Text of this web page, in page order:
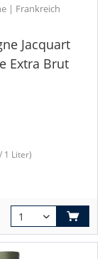
| Frankreich
Jacquart
Extra Brut
1 Liter)